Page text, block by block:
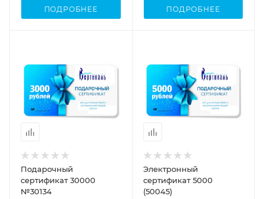
ПОДРОБНЕЕ ПОДРОБНЕЕ
Подарочный
сертификат 30000
№30134
Электронный
сертификат 5000
(50045)